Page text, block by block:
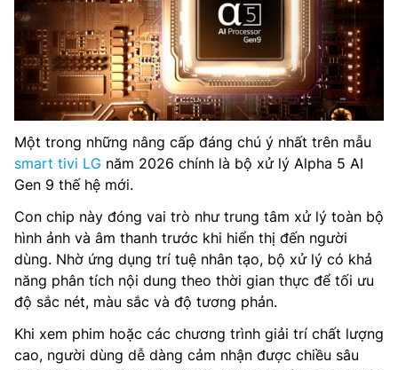
Một trong những nâng cấp đáng chú ý nhất trên mẫu
smart tivi LG năm 2026 chính là bộ xử lý Alpha 5 AI
Gen 9 thế hệ mới.
Con chip này đóng vai trò như trung tâm xử lý toàn bộ
hình ảnh và âm thanh trước khi hiển thị đến người
dùng. Nhờ ứng dụng trí tuệ nhân tạo, bộ xử lý có khả
năng phân tích nội dung theo thời gian thực để tối ưu
độ sắc nét, màu sắc và độ tương phản.
Khi xem phim hoặc các chương trình giải trí chất lượng
cao, người dùng dễ dàng cảm nhận được chiều sâu